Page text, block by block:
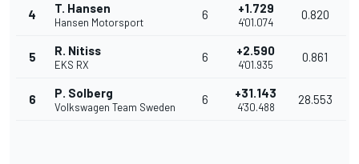
4 T. Hansen
Hansen Motorsport
6 +1.729
4'01.074
0.820
5 R. Nitiss
EKS RX
6 +2.590
4'01.935
0.861
6 P. Solberg
Volkswagen Team Sweden
6 +31.143
4'30.488
28.553